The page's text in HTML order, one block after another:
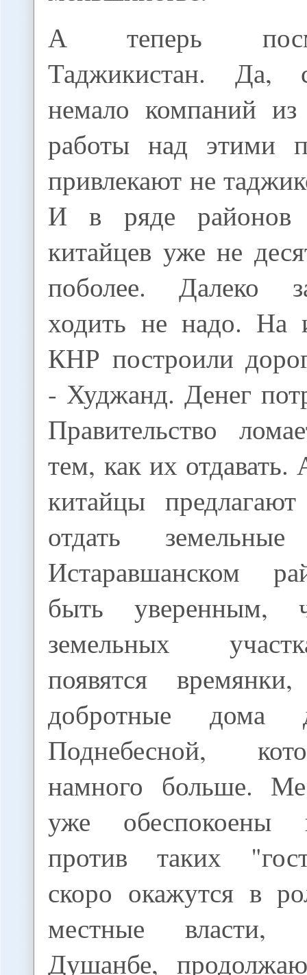
А теперь
Таджикистан. Да,
немало компаний
работы над этими
привлекают не
И в ряде районов
китайцев уже не
поболее. Далеко
ходить не надо. На
КНР построили
- Худжанд. Денег
Правительство
тем, как их
китайцы
отдать
Истаравшанском
быть уверенным,
земельных
появятся
добротные дома
Поднебесной,
намного больше.
уже обеспокоены
против таких
скоро окажутся в
местные власти,
Душанбе,